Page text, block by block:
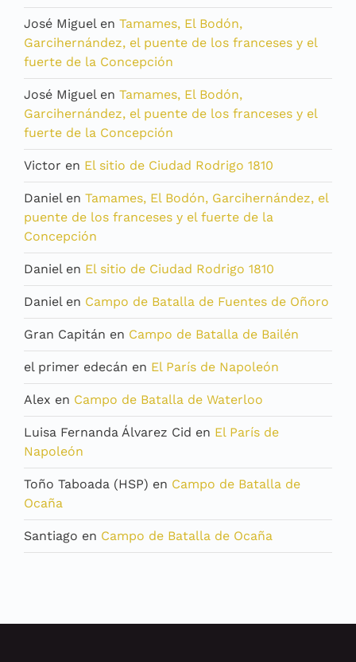
José Miguelen Tamames, El Bodón,
Garcihernández, el puente de los franceses y el
fuerte de la Concepción
José Miguelen Tamames, El Bodón,
Garcihernández, el puente de los franceses y el
fuerte de la Concepción
Victor en El sitio de Ciudad Rodrigo 1810
Danielen Tamames, El Bodón, Garcihernández, el
puente de los franceses y el fuerte de la
Concepción
Danielen El sitio de Ciudad Rodrigo 1810
Danielen Campo de Batalla de Fuentes de Oñoro
Gran Capitán en Campo de Batalla de Bailén
el primer edecán en El París de Napoleón
Alex en Campo de Batalla de Waterloo
Luisa Fernanda Álvarez Cid en El París de
Napoleón
Toño Taboada (HSP) en Campo de Batalla de
Ocaña
Santiago en Campo de Batalla de Ocaña